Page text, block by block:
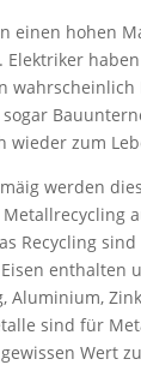
einen hohen
Elektriker
wieder zum
werden
Recycling
enthalten
Aluminium,
sind für
Wert